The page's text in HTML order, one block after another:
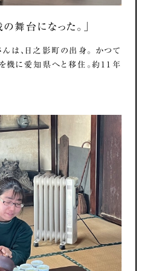
舞台になった。」
、日之影町の出身。 かつて
機に愛知県へと移住。約11年